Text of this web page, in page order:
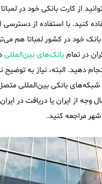
از کارت بانکی خود در لمباتا
کنید. با استفاده از دسترسی
خود در کشور لمباتا هم
در تمامبانک‌های بین‌المللی
دهید. البته، نیاز به
شبکه‌های بانکی بین‌المللی
وجه از ایران یا دریافت در
مراجعه کنید.